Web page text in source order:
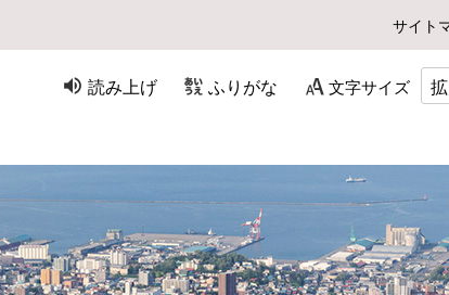
サイト
読み上げ ふりがな 文字サイズ